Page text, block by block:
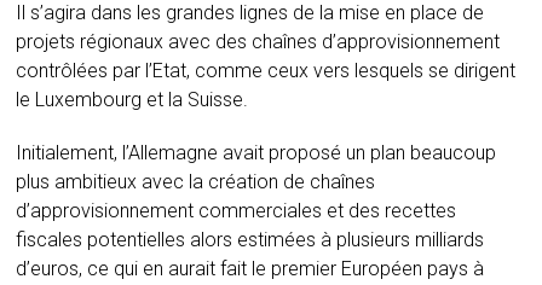
Il s’agira dans les grandes lignes de la mise en place de
projets régionaux avec des chaînes d’approvisionnement
contrôlées par l’Etat, comme ceux vers lesquels se dirigent
le Luxembourg et la Suisse.
Initialement, l’Allemagne avait proposé un plan beaucoup
plus ambitieux avec la création de chaînes
d’approvisionnement commerciales et des recettes
fiscales potentielles alors estimées à plusieurs milliards
d’euros, ce qui en aurait fait le premier Européen pays à